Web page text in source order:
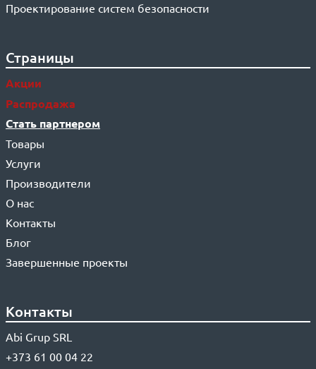
Проектирование систем безопасности
Страницы
Акции
Распродажа
Стать партнером
Товары
Услуги
Производители
О нас
Контакты
Блог
Завершенные проекты
Контакты
Abi Grup SRL
+373 61 00 04 22